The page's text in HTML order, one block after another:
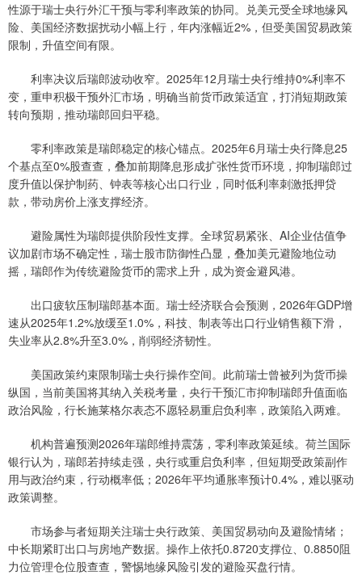
性源于瑞士央行外汇干预与零利率政策的协同。兑美元受全球地缘风
险、美国经济数据扰动小幅上行，年内涨幅近2%，但受美国贸易政策
限制，升值空间有限。
利率决议后瑞郎波动收窄。2025年12月瑞士央行维持0%利率不
变，重申积极干预外汇市场，明确当前货币政策适宜，打消短期政策
转向预期，推动瑞郎回归平稳。
零利率政策是瑞郎稳定的核心锚点。2025年6月瑞士央行降息25
个基点至0%股查查，叠加前期降息形成扩张性货币环境，抑制瑞郎过
度升值以保护制药、钟表等核心出口行业，同时低利率刺激抵押贷
款，带动房价上涨支撑经济。
避险属性为瑞郎提供阶段性支撑。全球贸易紧张、AI企业估值争
议加剧市场不确定性，瑞士股市防御性凸显，叠加美元避险地位动
摇，瑞郎作为传统避险货币的需求上升，成为资金避风港。
出口疲软压制瑞郎基本面。瑞士经济联合会预测，2026年GDP增
速从2025年1.2%放缓至1.0%，科技、制表等出口行业销售额下滑，
失业率从2.8%升至3.0%，削弱经济韧性。
美国政策约束限制瑞士央行操作空间。此前瑞士曾被列为货币操
纵国，当前美国将其纳入关税考量，央行干预汇市抑制瑞郎升值面临
政治风险，行长施莱格尔表态不愿轻易重启负利率，政策陷入两难。
机构普遍预测2026年瑞郎维持震荡，零利率政策延续。荷兰国际
银行认为，瑞郎若持续走强，央行或重启负利率，但短期受政策副作
用与政治约束，行动概率低；2026年平均通胀率预计0.4%，难以驱动
政策调整。
市场参与者短期关注瑞士央行政策、美国贸易动向及避险情绪；
中长期紧盯出口与房地产数据。操作上依托0.8720支撑位、0.8850阻
力位管理仓位股查查，警惕地缘风险引发的避险买盘行情。